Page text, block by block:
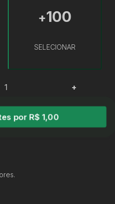
+100
SELECIONAR
+
por R$ 1,00